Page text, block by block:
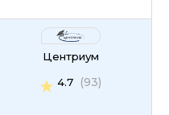
Центриум
4.7
(93)